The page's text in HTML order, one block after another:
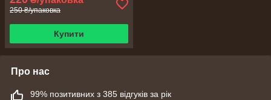
250 ₴/упаковка
Купити
Про нас
99% позитивних з 385 відгуків за рік